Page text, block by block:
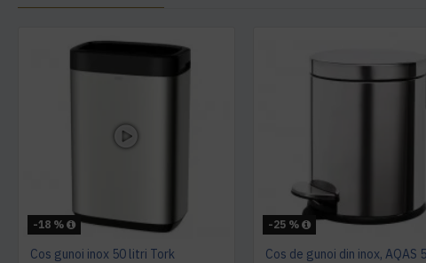
-18 %
Cos gunoi inox 50 litri Tork
-25 %
Cos de gunoi din inox, AQAS